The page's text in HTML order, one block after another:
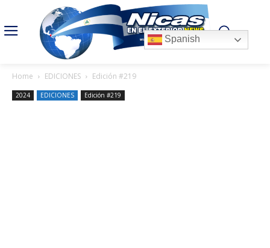
Home EDICIONES Edición #219
2024 EDICIONES Edición #219
Spanish